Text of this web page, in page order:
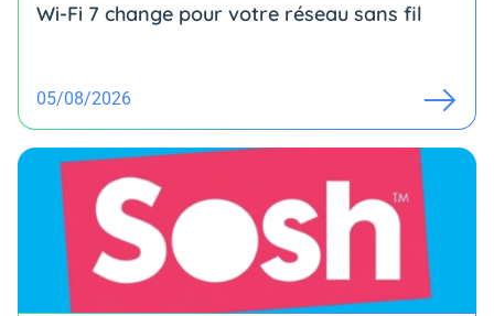
Wi-Fi 7 change pour votre réseau sans fil
05/08/2026